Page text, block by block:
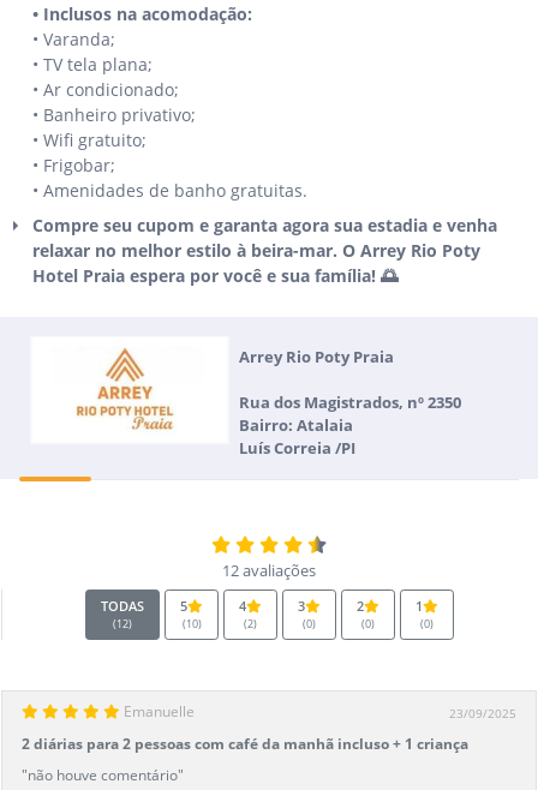
• Inclusos na acomodação:
• Varanda;
• TV tela plana;
• Ar condicionado;
• Banheiro privativo;
• Wifi gratuito;
• Frigobar;
• Amenidades de banho gratuitas.
Compre seu cupom e garanta agora sua estadia e venha
relaxar no melhor estilo à beira-mar. O Arrey Rio Poty
Hotel Praia espera por você e sua família! 🌅
Arrey Rio Poty Praia
Rua dos Magistrados, nº 2350
Bairro: Atalaia
Luís Correia /PI
12 avaliações
TODAS
(12)
5
(10)
4
(2)
3
(0)
2
(0)
1
(0)
Emanuelle 23/09/2025
2 diárias para 2 pessoas com café da manhã incluso + 1 criança
até 7 anos
"não houve comentário"